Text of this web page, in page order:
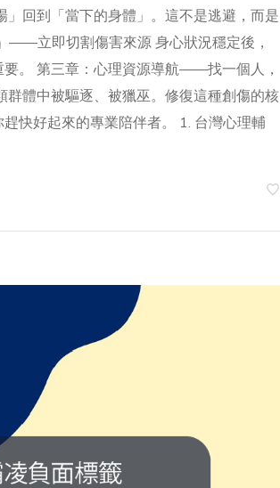
回到「當下的身體」。這不是逃避，而是
——立即切割傷害來源 身心狀況穩定後，
。 第三章：心理資源導航——找一個人，
體中被驅逐、被獵巫。修復這種創傷的核
快好起來的專業陪伴者。 1. 台灣心理輔